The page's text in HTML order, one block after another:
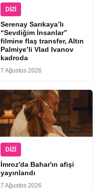
DIZI
Serenay Sarıkaya’lı
“Sevdiğim İnsanlar”
filmine flaş transfer, Altın
Palmiye’li Vlad Ivanov
kadroda
7 Ağustos 2026
DIZI
İmroz'da Bahar'ın afişi
yayınlandı
7 Ağustos 2026